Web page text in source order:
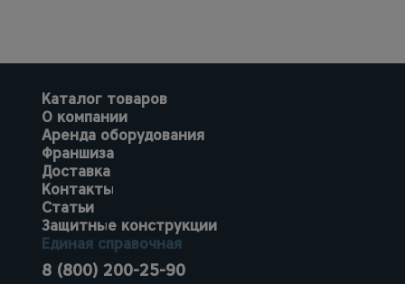
Каталог товаров
О компании
Аренда оборудования
Франшиза
Доставка
Контакты
Статьи
Защитные конструкции
Единая справочная
8 (800) 200-25-90